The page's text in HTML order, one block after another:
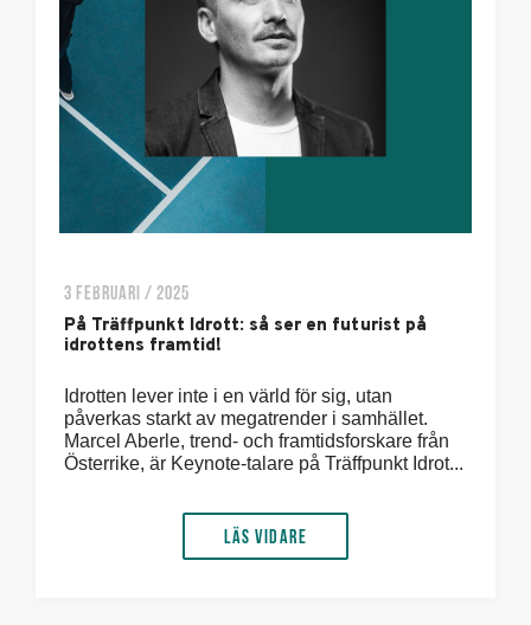
3 FEBRUARI / 2025
På Träffpunkt Idrott: så ser en futurist på
idrottens framtid!
Idrotten lever inte i en värld för sig, utan
påverkas starkt av megatrender i samhället.
Marcel Aberle, trend- och framtidsforskare från
Österrike, är Keynote-talare på Träffpunkt Idrot...
Läs vidare